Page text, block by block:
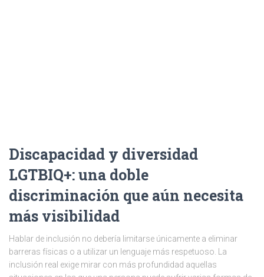
Discapacidad y diversidad
LGTBIQ+: una doble
discriminación que aún necesita
más visibilidad
Hablar de inclusión no debería limitarse únicamente a eliminar
barreras físicas o a utilizar un lenguaje más respetuoso. La
inclusión real exige mirar con más profundidad aquellas